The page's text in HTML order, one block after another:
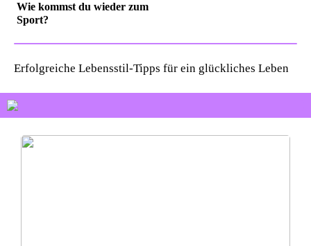
Wie kommst du wieder zum
Sport?
Erfolgreiche Lebensstil-Tipps für ein glückliches Leben